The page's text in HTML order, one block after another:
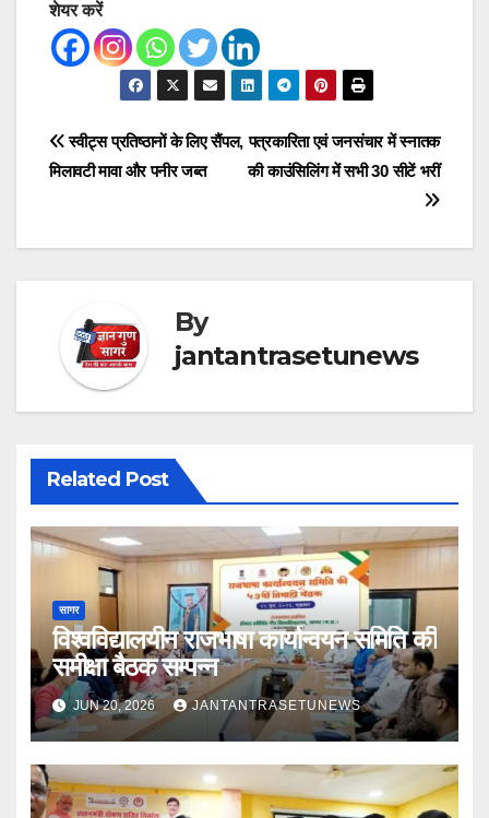
शेयर करें
Post
navigation
पत्रकारिता एवं जनसंचार में स्नातक
की काउंसिलिंग में सभी 30 सीटें भरीं
स्वीट्स प्रतिष्ठानों के लिए सैंपल,
मिलावटी मावा और पनीर जब्त
By
jantantrasetunews
Related Post
सागर
विश्वविद्यालयीन राजभाषा कार्यान्वयन समिति की
समीक्षा बैठक सम्पन्न
JUN 20, 2026 JANTANTRASETUNEWS